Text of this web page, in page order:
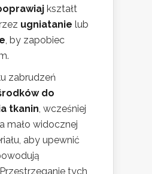
kształt
ugniatanie lub
, by zapobiec
zabrudzeń
do
tkanin, wcześniej
mało widocznej
aby upewnić
tych